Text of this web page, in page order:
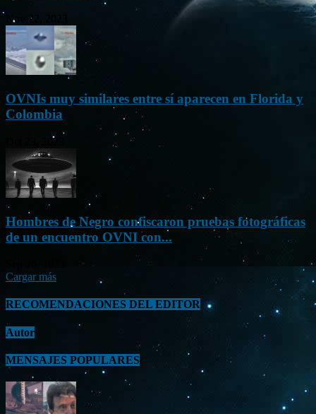
Nov 22, 2023
OVNIs muy similares entre sí aparecen en Florida y
Colombia
Oct 23, 2023
Hombres de Negro confiscaron pruebas fotográficas
de un encuentro OVNI con...
Cargar más
RECOMENDACIONES DEL EDITOR
Autor
MENSAJES POPULARES